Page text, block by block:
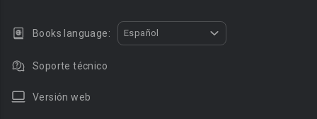
Books language: Español
Soporte técnico
Versión web